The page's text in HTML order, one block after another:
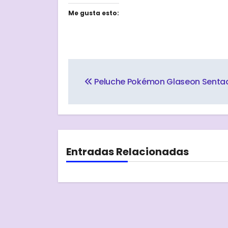
Me gusta esto:
de
entradas
Peluche Pokémon Glaseon
Entradas Relacionadas